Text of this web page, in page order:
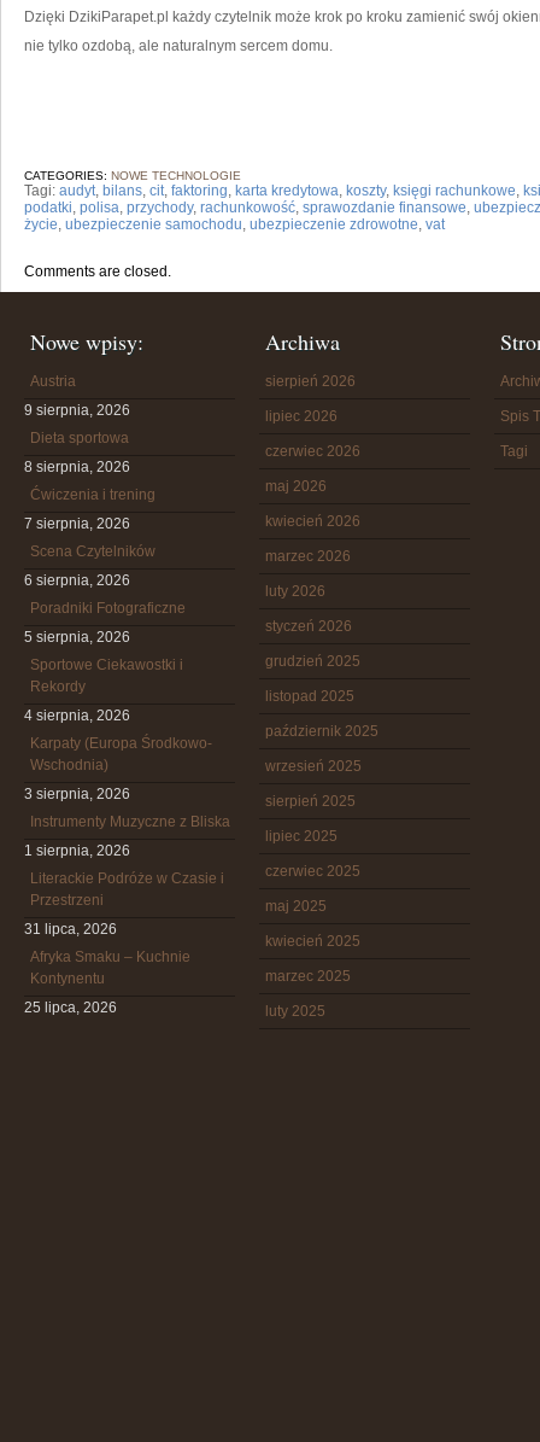
Dzięki DzikiParapet.pl każdy czytelnik może krok po kroku zamienić swój
nie tylko ozdobą, ale naturalnym sercem domu.
CATEGORIES: NOWE TECHNOLOGIE
Tagi: audyt, bilans, cit, faktoring, karta kredytowa, koszty, księgi rachunkowe,
podatki, polisa, przychody, rachunkowość, sprawozdanie finansowe,
życie, ubezpieczenie samochodu, ubezpieczenie zdrowotne, vat
Comments are closed.
Nowe wpisy:
Austria
9 sierpnia, 2026
Dieta sportowa
8 sierpnia, 2026
Ćwiczenia i trening
7 sierpnia, 2026
Scena Czytelników
6 sierpnia, 2026
Poradniki Fotograficzne
5 sierpnia, 2026
Sportowe Ciekawostki i
Rekordy
4 sierpnia, 2026
Karpaty (Europa Środkowo-
Wschodnia)
3 sierpnia, 2026
Instrumenty Muzyczne z Bliska
1 sierpnia, 2026
Literackie Podróże w Czasie i
Przestrzeni
31 lipca, 2026
Afryka Smaku – Kuchnie
Kontynentu
25 lipca, 2026
Archiwa
sierpień 2026
lipiec 2026
czerwiec 2026
maj 2026
kwiecień 2026
marzec 2026
luty 2026
styczeń 2026
grudzień 2025
listopad 2025
październik 2025
wrzesień 2025
sierpień 2025
lipiec 2025
czerwiec 2025
maj 2025
kwiecień 2025
marzec 2025
luty 2025
Spis
Tagi